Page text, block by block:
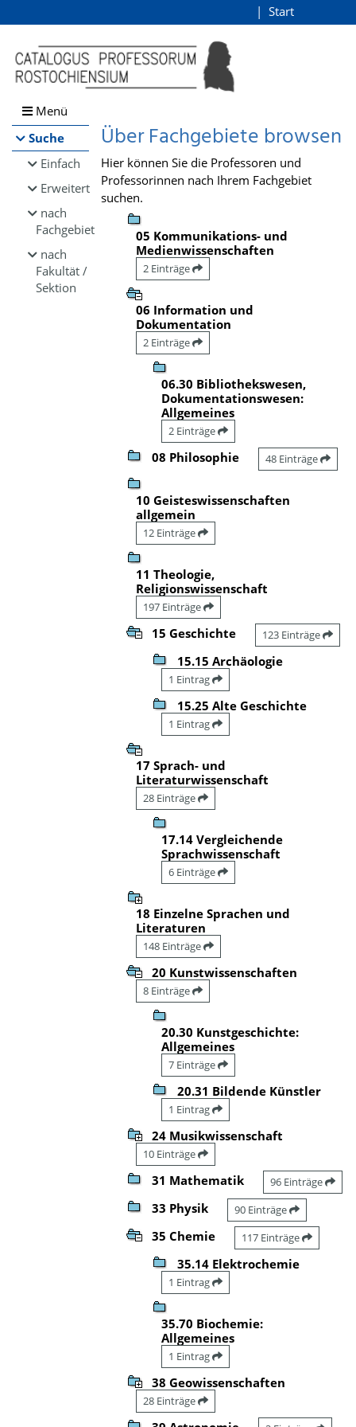
Browsen
direkt zum Inhalt
Start
Menü
Suche
Einfach
Erweitert
nach
Fachgebiet
nach
Fakultät /
Sektion
Über Fachgebiete browsen
Hier können Sie die Professoren und
Professorinnen nach Ihrem Fachgebiet
suchen.
05 Kommunikations- und
Medienwissenschaften
2 Einträge
06 Information und
Dokumentation
2 Einträge
06.30 Bibliothekswesen,
Dokumentationswesen:
Allgemeines
2 Einträge
08 Philosophie 48 Einträge
10 Geisteswissenschaften
allgemein
12 Einträge
11 Theologie,
Religionswissenschaft
197 Einträge
15 Geschichte 123 Einträge
15.15 Archäologie
1 Eintrag
15.25 Alte Geschichte
1 Eintrag
17 Sprach- und
Literaturwissenschaft
28 Einträge
17.14 Vergleichende
Sprachwissenschaft
6 Einträge
18 Einzelne Sprachen und
Literaturen
148 Einträge
20 Kunstwissenschaften
8 Einträge
20.30 Kunstgeschichte:
Allgemeines
7 Einträge
20.31 Bildende Künstler
1 Eintrag
24 Musikwissenschaft
10 Einträge
31 Mathematik 96 Einträge
33 Physik 90 Einträge
35 Chemie 117 Einträge
35.14 Elektrochemie
1 Eintrag
35.70 Biochemie:
Allgemeines
1 Eintrag
38 Geowissenschaften
28 Einträge